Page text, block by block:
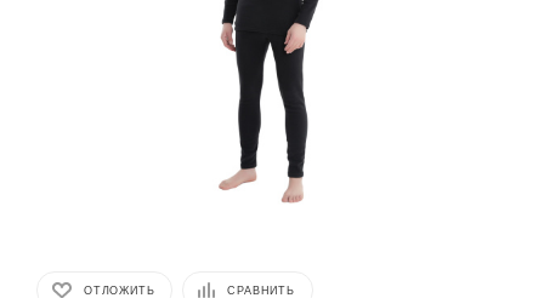
ОТЛОЖИТЬ СРАВНИТЬ